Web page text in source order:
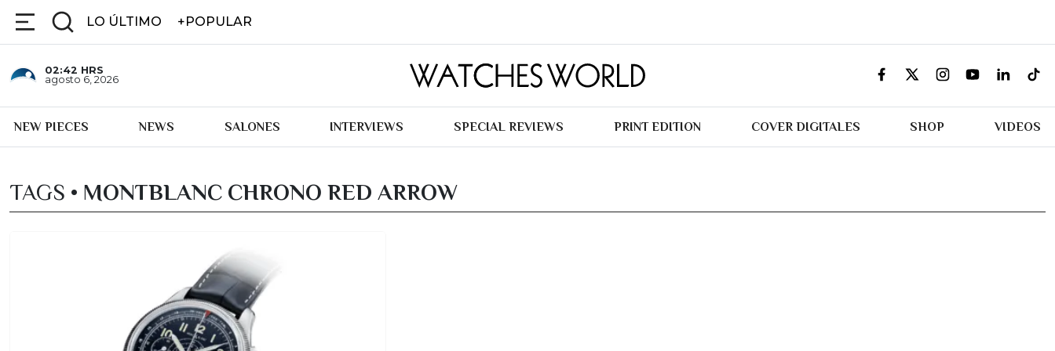
LO ÚLTIMO +POPULAR
02:42 HRS
agosto 6, 2026
NEW PIECES NEWS SALONES INTERVIEWS SPECIAL REVIEWS PRINT EDITION COVER DIGITALES SHOP VIDEOS
TAGS • MONTBLANC CHRONO RED ARROW